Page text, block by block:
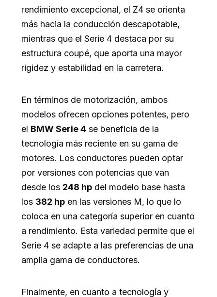
rendimiento excepcional, el Z4 se orienta
más hacia la conducción descapotable,
mientras que el Serie 4 destaca por su
estructura coupé, que aporta una mayor
rigidez y estabilidad en la carretera.
En términos de motorización, ambos
modelos ofrecen opciones potentes, pero
el BMW Serie 4 se beneficia de la
tecnología más reciente en su gama de
motores. Los conductores pueden optar
por versiones con potencias que van
desde los 248 hp del modelo base hasta
los 382 hp en las versiones M, lo que lo
coloca en una categoría superior en cuanto
a rendimiento. Esta variedad permite que el
Serie 4 se adapte a las preferencias de una
amplia gama de conductores.
Finalmente, en cuanto a tecnología y